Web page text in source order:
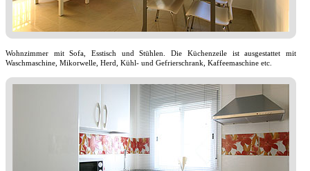
Wohnzimmer mit Sofa, Esstisch und Stühlen. Die Küchenzeile ist ausgestattet mit
Waschmaschine, Mikorwelle, Herd, Kühl- und Gefrierschrank, Kaffeemaschine etc.